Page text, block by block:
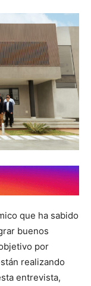
que ha sabido
buenos
por
realizando
entrevista,